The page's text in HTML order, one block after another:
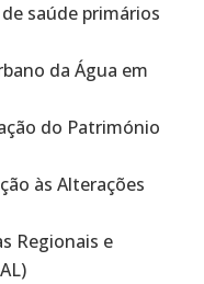
saúde primários
da Água em
do Património
às Alterações
Regionais e